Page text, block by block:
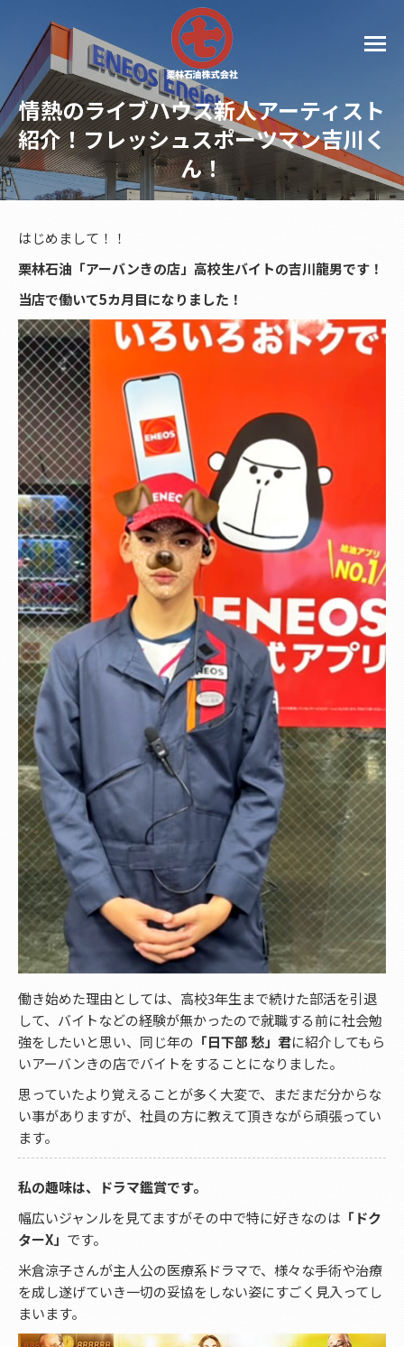
情熱のライブハウス新人アーティスト
紹介！フレッシュスポーツマン吉川く
ん！
はじめまして！！
栗林石油「アーバンきの店」高校生バイトの吉川龍男です！
当店で働いて5カ月目になりました！
働き始めた理由としては、高校3年生まで続けた部活を引退
して、バイトなどの経験が無かったので就職する前に社会勉
強をしたいと思い、同じ年の 「日下部 愁」君に紹介してもら
いアーバンきの店でバイトをすることになりました。
思っていたより覚えることが多く大変で、まだまだ分からな
い事がありますが、社員の方に教えて頂きながら頑張ってい
ます。
私の趣味は、ドラマ鑑賞です。
幅広いジャンルを見てますがその中で特に好きなのは 「ドク
ターX」 です。
米倉涼子さんが主人公の医療系ドラマで、様々な手術や治療
を成し遂げていき一切の妥協をしない姿にすごく見入ってし
まいます。